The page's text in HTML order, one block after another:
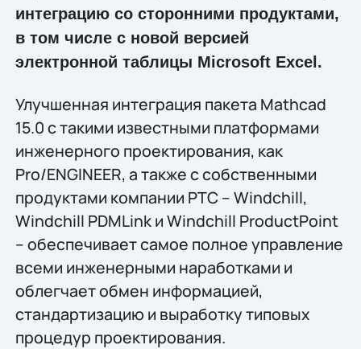
интеграцию со сторонними продуктами,
в том числе с новой версией
электронной таблицы Microsoft Excel.
Улучшенная интеграция пакета Mathcad
15.0 с такими известными платформами
инженерного проектирования, как
Pro/ENGINEER, а также с собственными
продуктами компании PTC – Windchill,
Windchill PDMLink и Windchill ProductPoint
– обеспечивает самое полное управление
всеми инженерными наработками и
облегчает обмен информацией,
стандартизацию и выработку типовых
процедур проектирования.